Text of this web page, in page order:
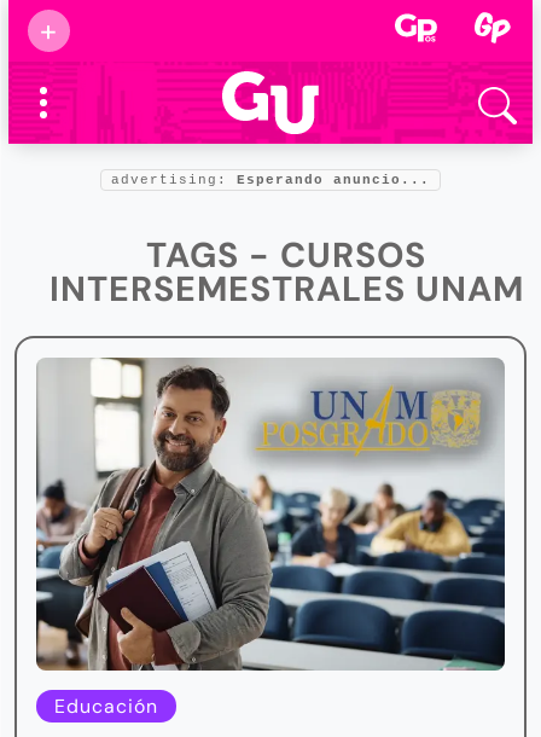
+
Supermamás
2025
Marcas de
confianza
Foro salud
advertising: Esperando anuncio...
TAGS - CURSOS
INTERSEMESTRALES UNAM
Educación